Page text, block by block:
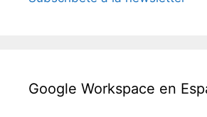
Google Workspace en